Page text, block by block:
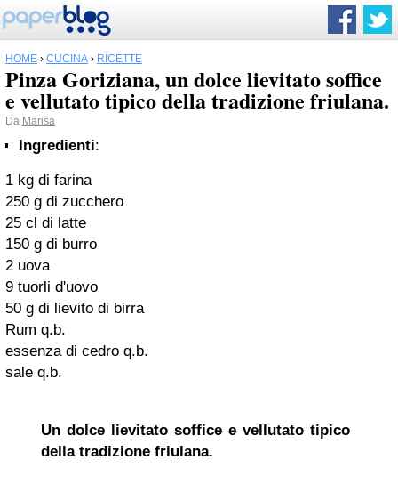
HOME › CUCINA › RICETTE
Pinza Goriziana, un dolce lievitato soffice
e vellutato tipico della tradizione friulana.
Da Marisa
Ingredienti:
1 kg di farina
250 g di zucchero
25 cl di latte
150 g di burro
2 uova
9 tuorli d'uovo
50 g di lievito di birra
Rum q.b.
essenza di cedro q.b.
sale q.b.
Un dolce lievitato soffice e vellutato tipico
della tradizione friulana.